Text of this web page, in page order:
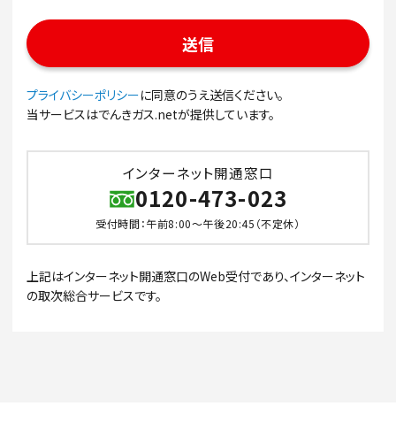
プライバシーポリシーに同意のうえ送信ください。
当サービスはでんきガス.netが提供しています。
インターネット開通窓口
0120-473-023
受付時間：午前8:00～午後20:45（不定休）
上記はインターネット開通窓口のWeb受付であり、インターネット
の取次総合サービスです。